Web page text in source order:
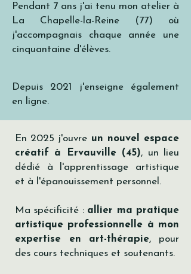
Pendant 7 ans j'ai tenu mon atelier à
La Chapelle-la-Reine (77) où
j'accompagnais chaque année une
cinquantaine d'élèves.
Depuis 2021 j'enseigne également
en ligne.
En 2025 j'ouvre un nouvel espace
créatif à Ervauville (45), un lieu
dédié à l'apprentissage artistique
et à l'épanouissement personnel.
Ma spécificité : allier ma pratique
artistique professionnelle à mon
expertise en art-thérapie, pour
des cours techniques et soutenants.